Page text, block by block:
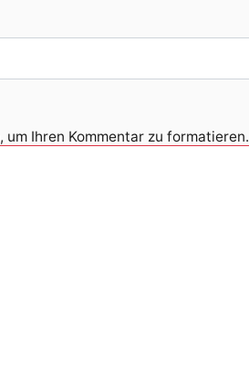
, um Ihren Kommentar zu formatieren.